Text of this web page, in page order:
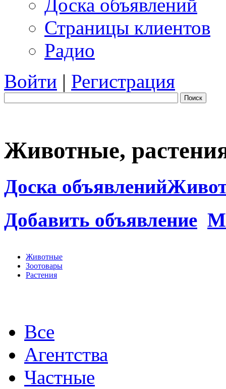
Доска объявлений
Страницы клиентов
Радио
Войти | Регистрация
Поиск
Животные,
Доска объявлений
Добавить объявление
Животные
Зоотовары
Растения
Все
Агентства
Частные